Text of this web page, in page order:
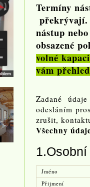
Termíny
překrývají.
nástup
obsazené
volné
vám
Zadané
odesláním
zrušit,
Všechny
Jméno
Přijmení